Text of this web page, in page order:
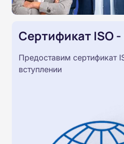
Сертификат ISO
Предоставим сертификат
вступлении